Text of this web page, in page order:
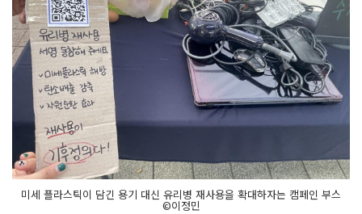
미세 플라스틱이 담긴 용기 대신 유리병 재사용을 확대하자는 캠페인 부스
©이정민